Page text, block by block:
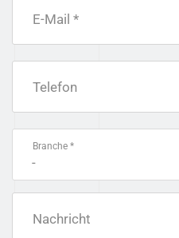
E-Mail *
Telefon
Branche *
-
Nachricht